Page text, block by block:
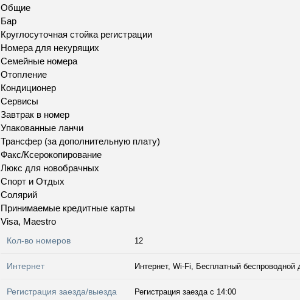
Общие
Бар
Круглосуточная стойка регистрации
Номера для некурящих
Семейные номера
Отопление
Кондиционер
Сервисы
Завтрак в номер
Упакованные ланчи
Трансфер (за дополнительную плату)
Факс/Ксерокопирование
Люкс для новобрачных
Спорт и Отдых
Солярий
Принимаемые кредитные карты
Visa, Maestro
Кол-во номеров 12
Интернет Интернет, Wi-Fi, Бесплатный беспроводной
Регистрация заезда/выезда
Регистрация заезда с 14:00